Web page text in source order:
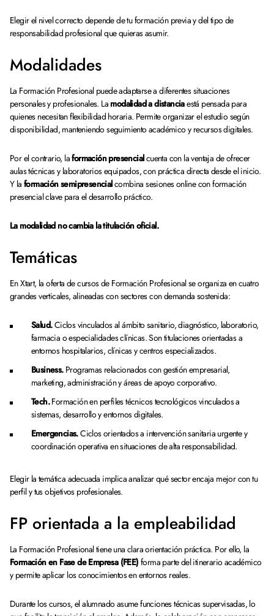
Elegir el nivel correcto depende de tu formación previa y del tipo de
responsabilidad profesional que quieras asumir.
Modalidades
La Formación Profesional puede adaptarse a diferentes situaciones
personales y profesionales. La modalidad a distanciaestá pensada para
quienes necesitan flexibilidad horaria. Permite organizar el estudio según
disponibilidad, manteniendo seguimiento académico y recursos digitales.
Por el contrario, laformación presencialcuenta con la ventaja de ofrecer
aulas técnicas y laboratorios equipados, con práctica directa desde el inicio.
Y la formación semipresencialcombina sesiones online con formación
presencial clave para el desarrollo práctico.
La modalidad no cambia la titulación oficial.
Temáticas
En Xtart, la oferta de cursos de Formación Profesional se organiza en cuatro
grandes verticales, alineadas con sectores con demanda sostenida:
Salud.Ciclos vinculados al ámbito sanitario, diagnóstico, laboratorio,
farmacia o especialidades clínicas. Son titulaciones orientadas a
entornos hospitalarios, clínicas y centros especializados.
Business.Programas relacionados con gestión empresarial,
marketing, administración y áreas de apoyo corporativo.
Tech.Formación en perfiles técnicos tecnológicos vinculados a
sistemas, desarrollo y entornos digitales.
Emergencias.Ciclos orientados a intervención sanitaria urgente y
coordinación operativa en situaciones de alta responsabilidad.
Elegir la temática adecuada implica analizar qué sector encaja mejor con tu
perfil y tus objetivos profesionales.
FP orientada a la empleabilidad
La Formación Profesional tiene una clara orientación práctica. Por ello, la
Formación en Fase de Empresa (FEE) forma parte del itinerario académico
y permite aplicar los conocimientos en entornos reales.
Durante los cursos, el alumnado asume funciones técnicas supervisadas, lo